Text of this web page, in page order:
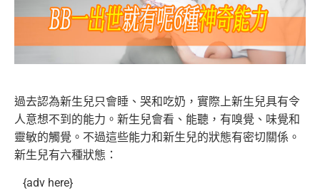
過去認為新生兒只會睡、哭和吃奶，實際上新生兒具有令
人意想不到的能力。新生兒會看、能聽，有嗅覺、味覺和
靈敏的觸覺。不過這些能力和新生兒的狀態有密切關係。
新生兒有六種狀態：
{adv here}